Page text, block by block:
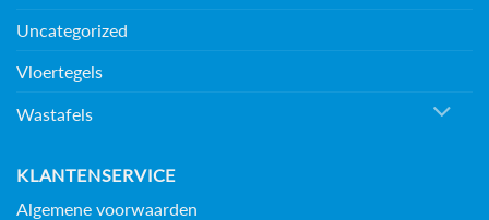
Uncategorized
Vloertegels
Wastafels
KLANTENSERVICE
Algemene voorwaarden